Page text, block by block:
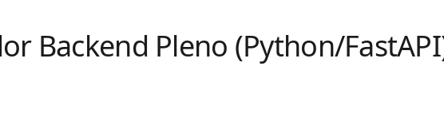
Backend Pleno (Python/